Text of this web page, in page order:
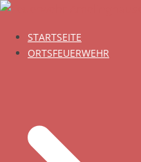
Zum
springenSTARTSEITE
ORTSFEUERWEHR